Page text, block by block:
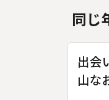
同じ
出会
山な